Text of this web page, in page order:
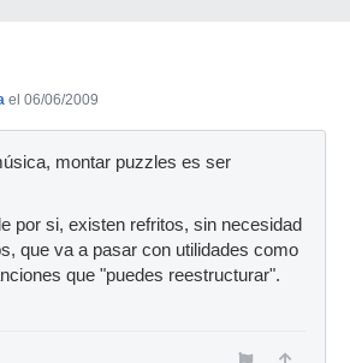
el 06/06/2009
montar puzzles es ser
por si, existen refritos, sin necesidad
que va a pasar con utilidades como
que "puedes reestructurar".